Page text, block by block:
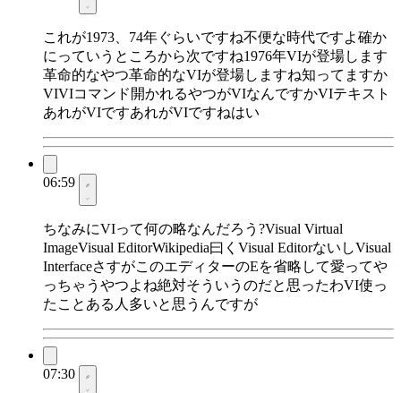
これが1973、74年ぐらいですね不便な時代ですよ確か
にっていうところから次ですね1976年VIが登場します
革命的なやつ革命的なVIが登場しますね知ってますか
VIVIコマンド開かれるやつがVIなんですかVIテキスト
あれがVIですあれがVIですねはい
06:59
ちなみにVIって何の略なんだろう?Visual Virtual
ImageVisual EditorWikipedia曰くVisual EditorないしVisual
InterfaceさすがこのエディターのEを省略して愛ってや
っちゃうやつよね絶対そういうのだと思ったわVI使っ
たことある人多いと思うんですが
07:30